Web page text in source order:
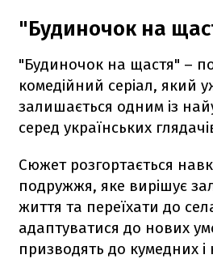
"Будиночок на
"Будиночок на щастя" –
комедійний серіал, який
залишається одним із
серед українських
Сюжет розгортається
подружжя, яке вирішує
життя та переїхати до
адаптуватися до нових
призводять до кумедних і